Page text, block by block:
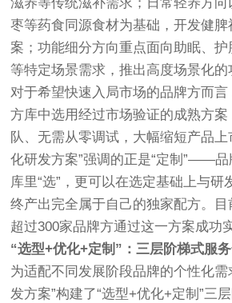
枣等药食同源食材为基础，开发健
案；功能细分方向重点面向助眠、
等特定场景需求，推出高度场景化的
对于希望快速入局市场的品牌方而
方库中选用经过市场验证的成熟方案
队、无需从零调试，大幅缩短产品上
化研发方案”强调的正是“定制”——
库里“选”，更可以在选定基础上与研
终产出完全属于自己的独家配方。
超过300家品牌方通过这一方案成功
“选型+优化+定制”：三层阶梯式服
为适配不同发展阶段品牌的个性化需
发方案”构建了“选型+优化+定制”三